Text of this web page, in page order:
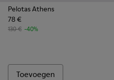
Pelotas Athens
78 €
130 € -40%
Toevoegen